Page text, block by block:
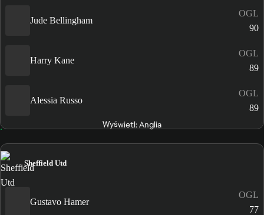
Jude Bellingham
OGL
90
Harry Kane
OGL
89
Alessia Russo
OGL
89
Wyświetl: Anglia
Sheffield Utd
Gustavo Hamer
OGL
77